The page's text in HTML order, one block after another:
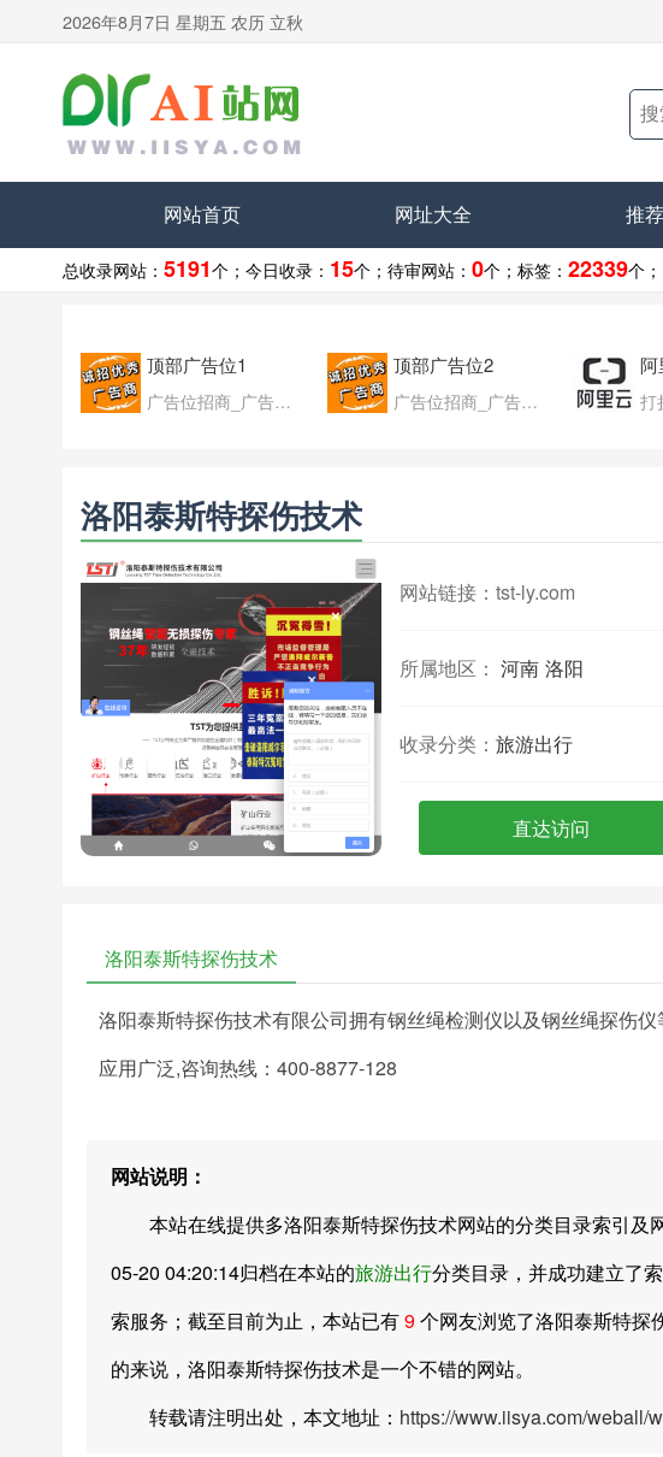
2026年8月7日 星期五 农历 立秋
网站首页 网址大全 推
总收录网站： 5191个； 今日收录： 15个； 待审网站： 0个； 标签： 22339个；
顶部广告位1
广告位招商_广告位待售
顶部广告位2
广告位招商_广告位待售
阿
打
洛阳泰斯特探伤技术
网站链接： tst-ly.com
所属地区： 河南 洛阳
收录分类： 旅游出行
直达访问
洛阳泰斯特探伤技术
洛阳泰斯特探伤技术有限公司拥有钢丝绳检测仪以及钢丝绳探伤
应用广泛,咨询热线：400-8877-128
网站说明：
本站在线提供多洛阳泰斯特探伤技术网站的分类目录索引及
05-20 04:20:14归档在本站的旅游出行分类目录，并成功建立了
索服务；截至目前为止，本站已有9个网友浏览了洛阳泰斯特探
的来说，洛阳泰斯特探伤技术是一个不错的网站。
转载请注明出处，本文地址： https://www.iisya.com/weball/